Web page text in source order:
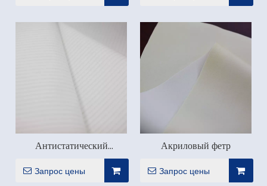
Антистатический
игольчатый фетр.
Запрос цены
Акриловый фетр
Запрос цены